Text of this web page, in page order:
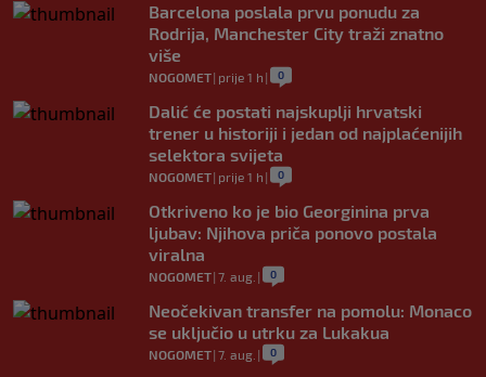
Barcelona poslala prvu ponudu za
Rodrija, Manchester City traži znatno
više
NOGOMET| prije 1 h | 0
Dalić će postati najskuplji hrvatski
trener u historiji i jedan od najplaćenijih
selektora svijeta
NOGOMET| prije 1 h | 0
Otkriveno ko je bio Georginina prva
ljubav: Njihova priča ponovo postala
viralna
NOGOMET| 7. aug. | 0
Neočekivan transfer na pomolu: Monaco
se uključio u utrku za Lukakua
NOGOMET| 7. aug. | 0